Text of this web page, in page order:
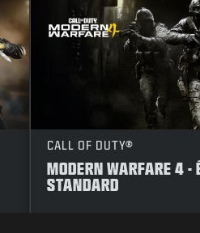
CALL OF DUTY®
MODERN WARFARE 4 -
STANDARD